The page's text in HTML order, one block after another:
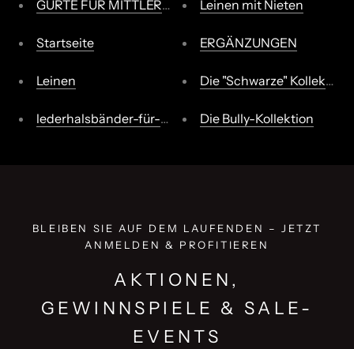
GURTE FÜR MITTLERE HUNDE
Startseite
Leinen
lederhalsbänder-für-kleine-und-mittelgroße-
Leinen mit Nieten
ERGÄNZUNGEN
Die "Schwarze" Kollektion
Die Bully-Kollektion
BLEIBEN SIE AUF DEM LAUFENDEN – JETZT
ANMELDEN & PROFITIEREN
AKTIONEN,
GEWINNSPIELE & SALE-
EVENTS